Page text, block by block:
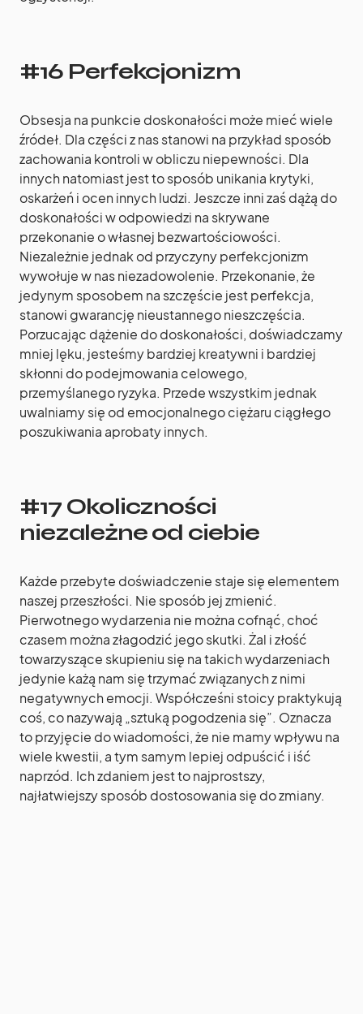
#16 Perfekcjonizm
Obsesja na punkcie doskonałości może mieć wiele
źródeł. Dla części z nas stanowi na przykład sposób
zachowania kontroli w obliczu niepewności. Dla
innych natomiast jest to sposób unikania krytyki,
oskarżeń i ocen innych ludzi. Jeszcze inni zaś dążą do
doskonałości w odpowiedzi na skrywane
przekonanie o własnej bezwartościowości.
Niezależnie jednak od przyczyny perfekcjonizm
wywołuje w nas niezadowolenie. Przekonanie, że
jedynym sposobem na szczęście jest perfekcja,
stanowi gwarancję nieustannego nieszczęścia.
Porzucając dążenie do doskonałości, doświadczamy
mniej lęku, jesteśmy bardziej kreatywni i bardziej
skłonni do podejmowania celowego,
przemyślanego ryzyka. Przede wszystkim jednak
uwalniamy się od emocjonalnego ciężaru ciągłego
poszukiwania aprobaty innych.
#17 Okoliczności
niezależne od ciebie
Każde przebyte doświadczenie staje się elementem
naszej przeszłości. Nie sposób jej zmienić.
Pierwotnego wydarzenia nie można cofnąć, choć
czasem można złagodzić jego skutki. Żal i złość
towarzyszące skupieniu się na takich wydarzeniach
jedynie każą nam się trzymać związanych z nimi
negatywnych emocji. Współcześni stoicy praktykują
coś, co nazywają „sztuką pogodzenia się”. Oznacza
to przyjęcie do wiadomości, że nie mamy wpływu na
wiele kwestii, a tym samym lepiej odpuścić i iść
naprzód. Ich zdaniem jest to najprostszy,
najłatwiejszy sposób dostosowania się do zmiany.